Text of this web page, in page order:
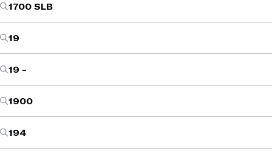
1700 SLB
19
19 -
1900
194